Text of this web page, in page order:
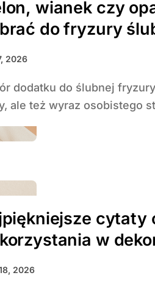
wianek czy
do fryzury
2026
ale też wyraz osobistego
cytaty
w
2026